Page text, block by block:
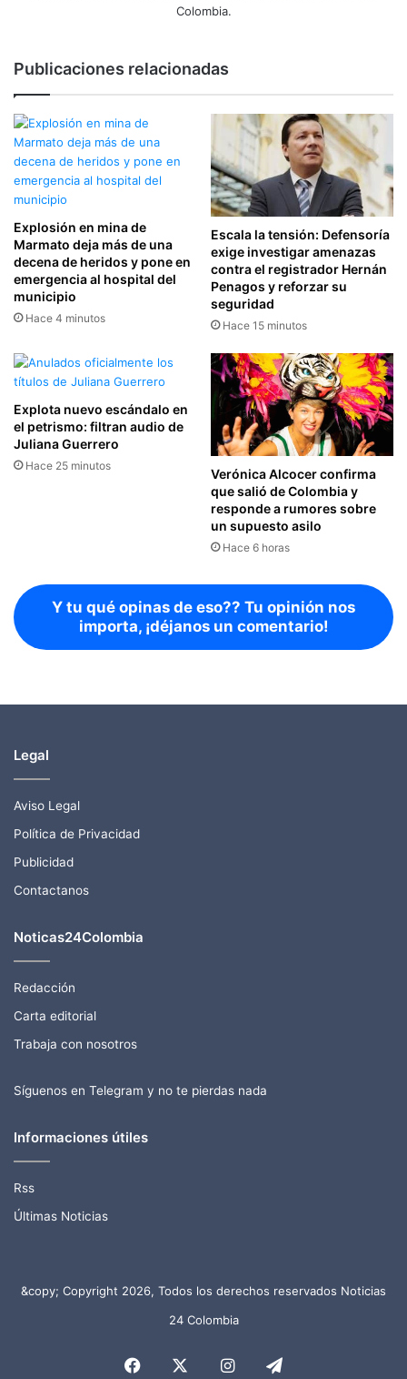
Colombia.
Publicaciones relacionadas
Explosión en mina de
Marmato deja más de una
decena de heridos y pone en
emergencia al hospital del
municipio
Hace 4 minutos
Escala la tensión: Defensoría
exige investigar amenazas
contra el registrador Hernán
Penagos y reforzar su
seguridad
Hace 15 minutos
Explota nuevo escándalo en
el petrismo: filtran audio de
Juliana Guerrero
Hace 25 minutos
Verónica Alcocer confirma
que salió de Colombia y
responde a rumores sobre
un supuesto asilo
Hace 6 horas
Y tu qué opinas de eso?? Tu opinión nos
importa, ¡déjanos un comentario!
Legal
Aviso Legal
Política de Privacidad
Publicidad
Contactanos
Noticas24Colombia
Redacción
Carta editorial
Trabaja con nosotros
Síguenos en Telegram y no te pierdas nada
Informaciones útiles
Rss
Últimas Noticias
&copy; Copyright 2026, Todos los derechos reservados Noticias
24 Colombia
Facebook InstagramTelegram